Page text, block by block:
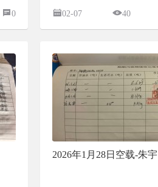
0 02-07 40
2026年1月28日空载-朱宇